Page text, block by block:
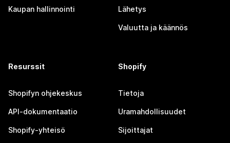
Kaupan hallinnointi Lähetys
Valuutta ja käännös
Resurssit
Shopifyn ohjekeskus
API-dokumentaatio
Shopify-yhteisö
Shopify
Tietoja
Uramahdollisuudet
Sijoittajat